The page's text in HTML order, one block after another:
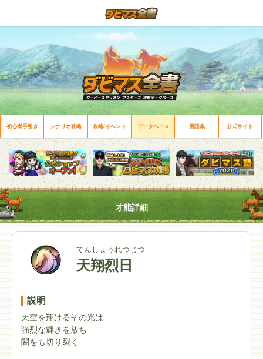
初心者手引き シナリオ攻略 攻略/イベント データベース 用語集 公式サイト
才能詳細
てんしょうれつじつ
天翔烈日
説明
天空を翔けるその光は
強烈な輝きを放ち
闇をも切り裂く